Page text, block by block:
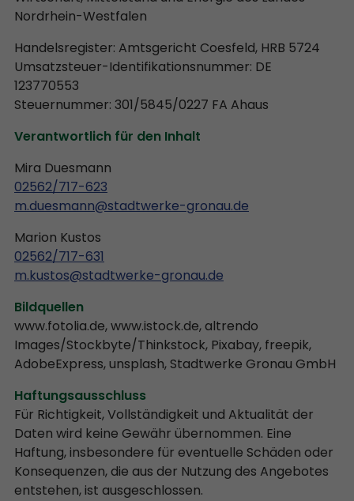
Nordrhein-Westfalen
Handelsregister: Amtsgericht Coesfeld, HRB 5724
Umsatzsteuer-Identifikationsnummer: DE
123770553
Steuernummer: 301/5845/0227 FA Ahaus
Verantwortlich für den Inhalt
Mira Duesmann
02562/717-623
m.duesmann@stadtwerke-gronau.de
Marion Kustos
02562/717-631
m.kustos@stadtwerke-gronau.de
Bildquellen
www.fotolia.de, www.istock.de, altrendo
Images/Stockbyte/Thinkstock, Pixabay, freepik,
AdobeExpress, unsplash, Stadtwerke Gronau GmbH
Haftungsausschluss
Für Richtigkeit, Vollständigkeit und Aktualität der
Daten wird keine Gewähr übernommen. Eine
Haftung, insbesondere für eventuelle Schäden oder
Konsequenzen, die aus der Nutzung des Angebotes
entstehen, ist ausgeschlossen.